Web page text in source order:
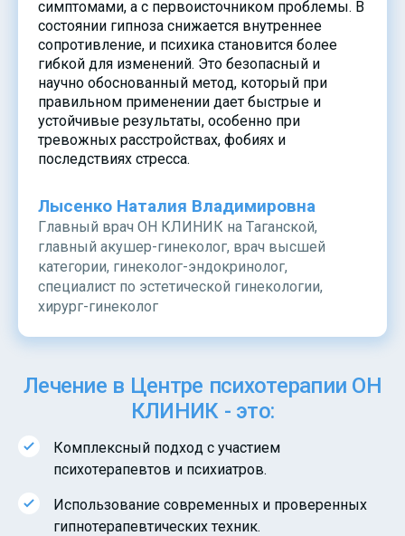
симптомами, а с первоисточником проблемы. В
состоянии гипноза снижается внутреннее
сопротивление, и психика становится более
гибкой для изменений. Это безопасный и
научно обоснованный метод, который при
правильном применении дает быстрые и
устойчивые результаты, особенно при
тревожных расстройствах, фобиях и
последствиях стресса.
Лысенко Наталия Владимировна
Главный врач ОН КЛИНИК на Таганской,
главный акушер-гинеколог, врач высшей
категории, гинеколог-эндокринолог,
специалист по эстетической гинекологии,
хирург-гинеколог
Лечение в Центре психотерапии ОН
КЛИНИК - это:
Комплексный подход с участием
психотерапевтов и психиатров.
Использование современных и проверенных
гипнотерапевтических техник.